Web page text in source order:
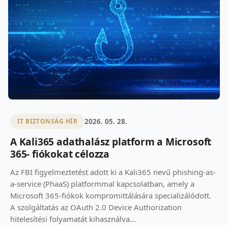
IT BIZTONSÁG HÍR 2026. 05. 28.
A Kali365 adathalász platform a Microsoft
365- fiókokat célozza
Az FBI figyelmeztetést adott ki a Kali365 nevű phishing-as-
a-service (PhaaS) platformmal kapcsolatban, amely a
Microsoft 365-fiókok kompromittálására specializálódott.
A szolgáltatás az OAuth 2.0 Device Authorization
hitelesítési folyamatát kihasználva...